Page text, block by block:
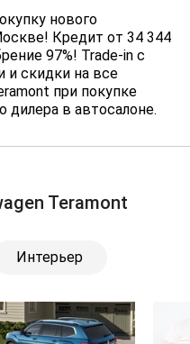
фар
усилитель
2
стояночный
нового
Кредит от 34 344
97%! Trade-in с
и скидки на все
при покупке
дилера в автосалоне.
Teramont
Интерьер